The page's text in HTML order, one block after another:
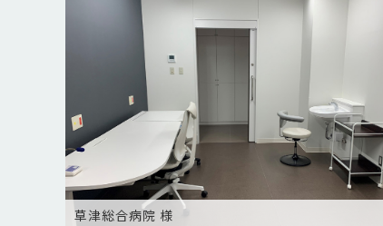
草津総合病院 様